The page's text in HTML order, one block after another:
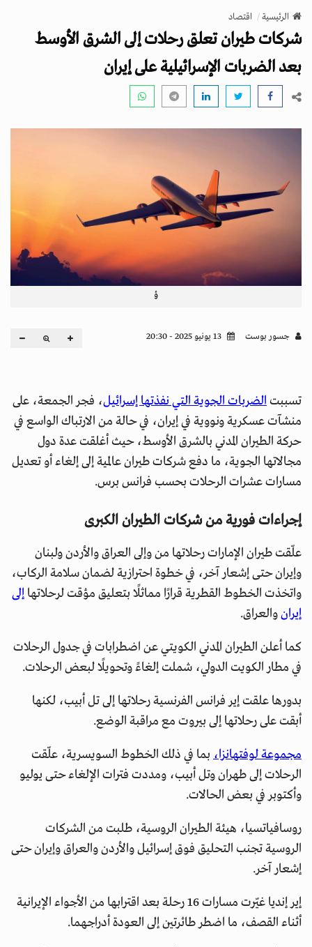
v
i
g
a
n
الرئيسية اقتصاد
شركات طيران تعلق رحلات إلى الشرق الأوسط
بعد الضربات الإسرائيلية على إيران
ؤ
جسور بوست
تسببتالضربات الجوية التي نفذتها إسرائيل، فجر الجمعة، على
منشآت عسكرية ونووية في إيران، في حالة من الارتباك الواسع في
حركة الطيران المدني بالشرق الأوسط، حيث أغلقت عدة دول
مجالاتها الجوية، ما دفع شركات طيران عالمية إلى إلغاء أو تعديل
مسارات عشرات الرحلات بحسب فرانس برس.
إجراءات فورية من شركات الطيران الكبرى
علّقت طيران الإمارات رحلاتها من وإلى العراق والأردن ولبنان
وإيران حتى إشعار آخر، في خطوة احترازية لضمان سلامة الركاب،
واتخذت الخطوط القطرية قرارًا مماثلًا بتعليق مؤقت لرحلاتها إلى
إيرانوالعراق.
كما أعلن الطيران المدني الكويتي عن اضطرابات في جدول الرحلات
في مطار الكويت الدولي، شملت إلغاءً وتحويلًا لبعض الرحلات.
بدورها علقت إير فرانس الفرنسية رحلاتها إلى تل أبيب، لكنها
أبقت على رحلاتها إلى بيروت مع مراقبة الوضع.
مجموعة لوفتهانزا، بما في ذلك الخطوط السويسرية، علّقت
الرحلات إلى طهران وتل أبيب، ومددت فترات الإلغاء حتى يوليو
وأكتوبر في بعض الحالات.
روسافياتسيا، هيئة الطيران الروسية، طلبت من الشركات
الروسية تجنب التحليق فوق إسرائيل والأردن والعراق وإيران حتى
إشعار آخر.
إير إنديا غيّرت مسارات 16 رحلة بعد اقترابها من الأجواء الإيرانية
أثناء القصف، ما اضطر طائرتين إلى العودة أدراجهما.